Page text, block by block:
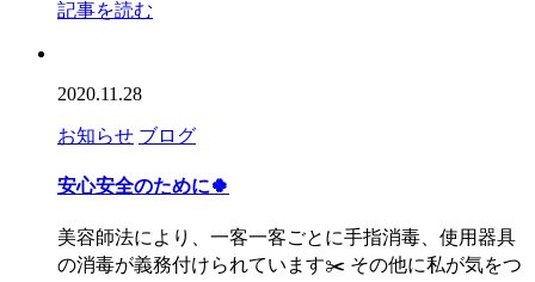
記事を読む
2020.11.28
お知らせ ブログ
安心安全のために🍀
美容師法により、一客一客ごとに手指消毒、使用器具
の消毒が義務付けられています✂️ その他に私が気をつ